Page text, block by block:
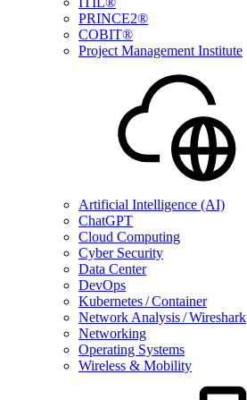
PRINCE2®
COBIT®
Project Management Institute
Artificial Intelligence (AI)
ChatGPT
Cloud Computing
Cyber Security
Data Center
DevOps
Kubernetes / Container
Network Analysis / Wireshark
Networking
Operating Systems
Wireless & Mobility